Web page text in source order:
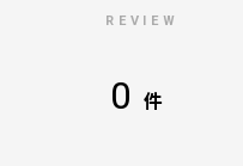
REVIEW
0 件